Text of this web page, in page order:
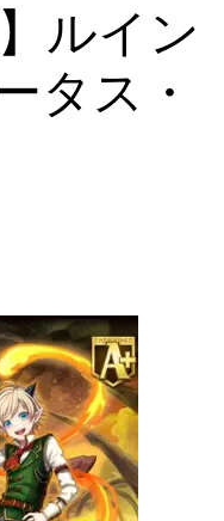
ルイン
タス・